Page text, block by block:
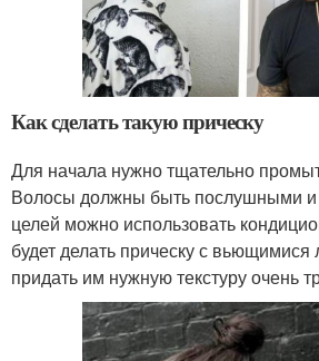
Как сделать такую прическу
Для начала нужно тщательно
Волосы должны быть послушными и
целей можно использовать
будет делать прическу с вьющимися
придать им нужную текстуру очень